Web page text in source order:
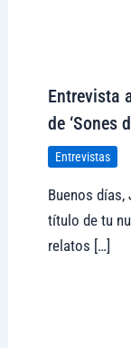
Entrevista
de ‘Sones
Entrevistas
Buenos días,
título de tu
relatos […]